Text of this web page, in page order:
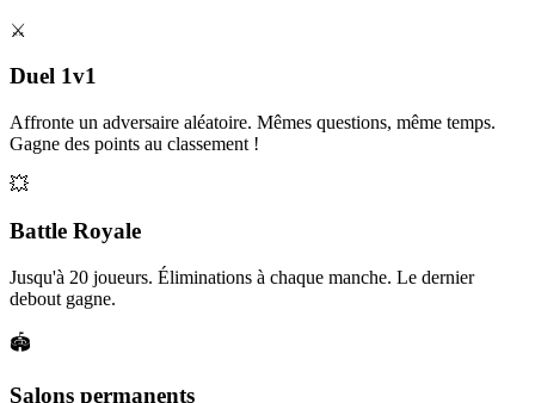
⚔️
Duel 1v1
Affronte un adversaire aléatoire. Mêmes questions, même temps.
Gagne des points au classement !
💥
Battle Royale
Jusqu'à 20 joueurs. Éliminations à chaque manche. Le dernier
debout gagne.
🏟️
Salons permanents